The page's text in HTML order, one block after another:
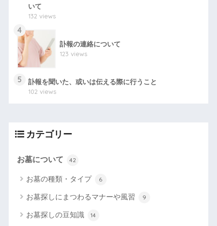
いて
132 views
4
訃報の連絡について
123 views
5
訃報を聞いた、或いは伝える際に行うこと
102 views
カテゴリー
お墓について 42
お墓の種類・タイプ 6
お墓探しにまつわるマナーや風習 9
お墓探しの豆知識 14